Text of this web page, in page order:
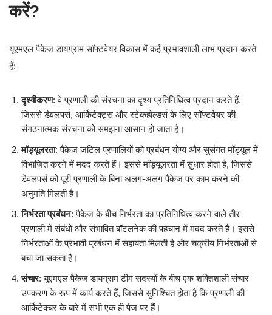
करें?
यूएमएल पैकेज डायग्राम सॉफ्टवेयर विकास में कई प्रभावशाली लाभ प्रदान करते
हैं:
दृश्यीकरण: वे प्रणाली की संरचना का दृश्य प्रतिनिधित्व प्रदान करते हैं,
जिससे डेवलपर्स, आर्किटेक्ट्स और स्टेकहोल्डर्स के लिए सॉफ्टवेयर की
संगठनात्मक संरचना को समझना आसान हो जाता है।
मॉड्यूलरता: पैकेज जटिल प्रणालियों को प्रबंधन योग्य और सुसंगत मॉड्यूल में
विभाजित करने में मदद करते हैं। इससे मॉड्यूलरता में सुधार होता है, जिससे
डेवलपर्स को पूरी प्रणाली के बिना अलग-अलग पैकेज पर काम करने की
अनुमति मिलती है।
निर्भरता प्रबंधन: पैकेज के बीच निर्भरता का प्रतिनिधित्व करने वाले तीर
प्रणाली में संबंधों और संभावित बॉटलनेक की पहचान में मदद करते हैं। इससे
निर्भरताओं के प्रभावी प्रबंधन में सहायता मिलती है और चक्रीय निर्भरताओं से
बचा जा सकता है।
संचार: यूएमएल पैकेज डायग्राम टीम सदस्यों के बीच एक शक्तिशाली संचार
उपकरण के रूप में कार्य करते हैं, जिससे सुनिश्चित होता है कि प्रणाली की
आर्किटेक्चर के बारे में सभी एक ही पेज पर हैं।